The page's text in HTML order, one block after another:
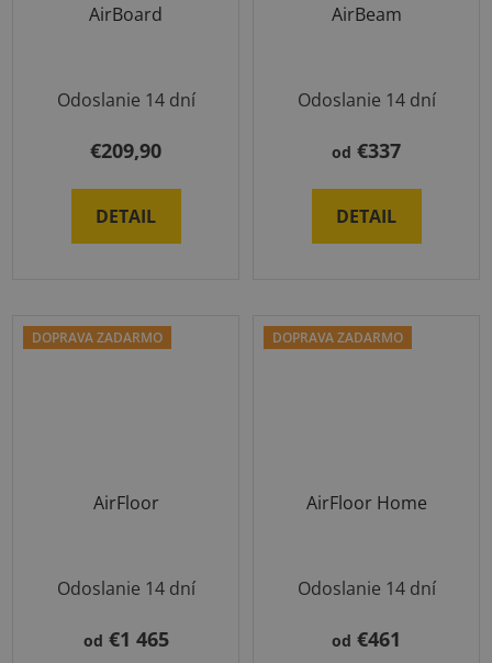
AirBoard
Odoslanie 14 dní
€209,90
DETAIL
AirBeam
Odoslanie 14 dní
od €337
DETAIL
DOPRAVA ZADARMO
AirFloor
Odoslanie 14 dní
od €1 465
DOPRAVA ZADARMO
AirFloor Home
Odoslanie 14 dní
od €461